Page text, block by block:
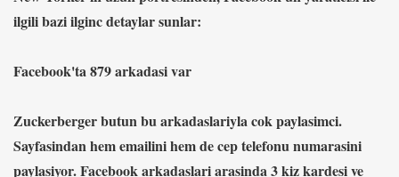
ilgili bazi ilginc detaylar sunlar:
Facebook'ta 879 arkadasi var
Zuckerberger butun bu arkadaslariyla cok paylasimci.
Sayfasindan hem emailini hem de cep telefonu numarasini
paylasiyor. Facebook arkadaslari arasinda 3 kiz kardesi ve